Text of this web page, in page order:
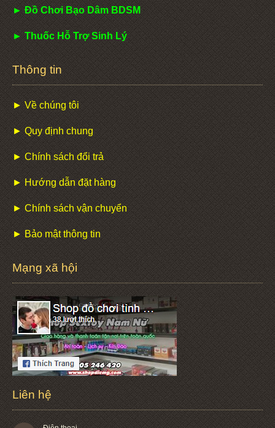
► Đồ Chơi Bạo Dâm BDSM
► Thuốc Hỗ Trợ Sinh Lý
Thông tin
► Về chúng tôi
► Quy định chung
► Chính sách đổi trả
► Hướng dẫn đặt hàng
► Chính sách vận chuyển
► Bảo mật thông tin
Mạng xã hội
Liên hệ